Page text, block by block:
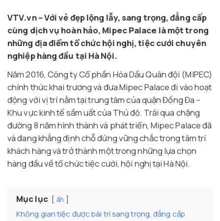
VTV.vn – Với vẻ đẹp lộng lẫy, sang trọng, đẳng cấp
cùng dịch vụ hoàn hảo, Mipec Palace là một trong
những địa điểm tổ chức hội nghị, tiệc cưới chuyên
nghiệp hàng đầu tại Hà Nội.
Năm 2016, Công ty Cổ phần Hóa Dầu Quân đội (MIPEC)
chính thức khai trương và đưa Mipec Palace đi vào hoạt
động với vị trí nằm tại trung tâm của quận Đống Đa –
Khu vực kinh tế sầm uất của Thủ đô. Trải qua chặng
đường 8 năm hình thành và phát triển, Mipec Palace đã
và đang khẳng định chỗ đứng vững chắc trong tâm trí
khách hàng và trở thành một trong những lựa chọn
hàng đầu về tổ chức tiệc cưới, hội nghị tại Hà Nội.
Mục lục ẩn
Không gian tiệc được bài trí sang trọng, đẳng cấp